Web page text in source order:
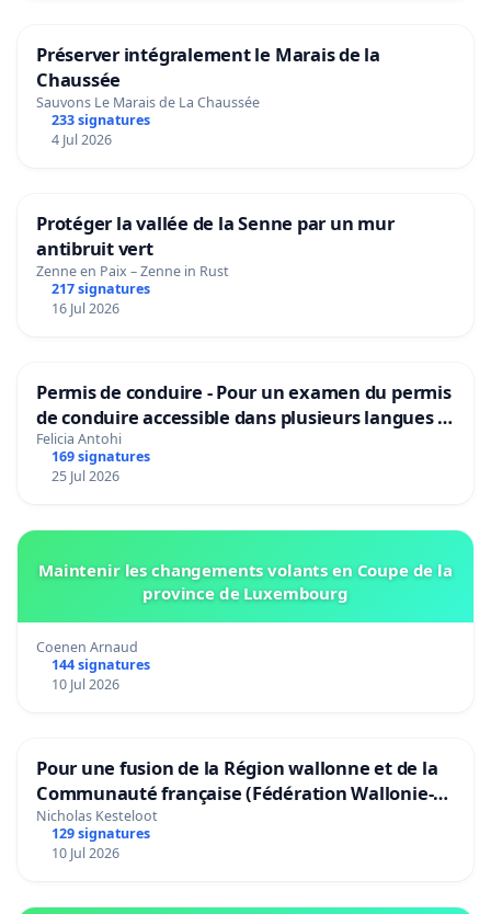
Préserver intégralement le Marais de la
Chaussée
Sauvons Le Marais de La Chaussée
233 signatures
4 Jul 2026
Protéger la vallée de la Senne par un mur
antibruit vert
Zenne en Paix – Zenne in Rust
217 signatures
16 Jul 2026
Permis de conduire - Pour un examen du permis
de conduire accessible dans plusieurs langues à
Bruxelles
Felicia Antohi
169 signatures
25 Jul 2026
Maintenir les changements volants en Coupe de la
province de Luxembourg
Coenen Arnaud
144 signatures
10 Jul 2026
Pour une fusion de la Région wallonne et de la
Communauté française (Fédération Wallonie-
Bruxelles)
Nicholas Kesteloot
129 signatures
10 Jul 2026